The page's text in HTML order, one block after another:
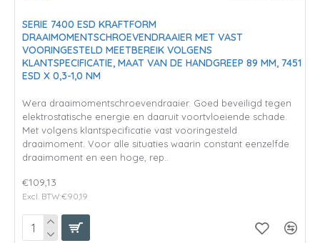
SERIE 7400 ESD KRAFTFORM
DRAAIMOMENTSCHROEVENDRAAIER MET VAST
VOORINGESTELD MEETBEREIK VOLGENS
KLANTSPECIFICATIE, MAAT VAN DE HANDGREEP 89 MM, 7451
ESD X 0,3-1,0 NM
Wera draaimomentschroevendraaier. Goed beveiligd tegen
elektrostatische energie en daaruit voortvloeiende schade.
Met volgens klantspecificatie vast vooringesteld
draaimoment. Voor alle situaties waarin constant eenzelfde
draaimoment en een hoge, rep..
€109,13
Excl. BTW:€90,19